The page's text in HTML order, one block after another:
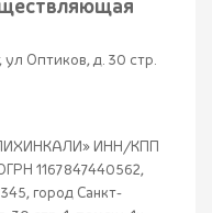
ул Оптиков, д. 30 стр.
ИНН/КПП
1167847440562,
город Санкт-